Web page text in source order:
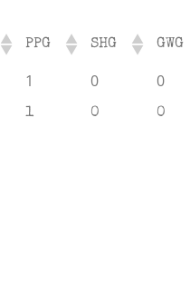
PPG SHG GWG
1 0 0
1 0 0